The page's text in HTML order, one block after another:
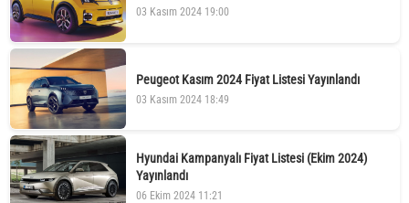
03 Kasım 2024 19:00
Peugeot Kasım 2024 Fiyat Listesi Yayınlandı
03 Kasım 2024 18:49
Hyundai Kampanyalı Fiyat Listesi (Ekim 2024)
Yayınlandı
06 Ekim 2024 11:21